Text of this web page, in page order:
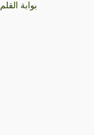
بوابة القلم